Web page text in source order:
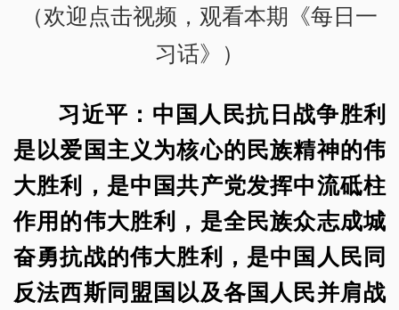
（欢迎点击视频，观看本期《每日一
习话》）
习近平：中国人民抗日战争胜利
是以爱国主义为核心的民族精神的伟
大胜利，是中国共产党发挥中流砥柱
作用的伟大胜利，是全民族众志成城
奋勇抗战的伟大胜利，是中国人民同
反法西斯同盟国以及各国人民并肩战